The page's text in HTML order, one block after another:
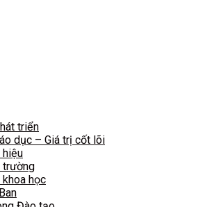
triển
dục – Giá trị cốt lõi
hiệu
trường
học